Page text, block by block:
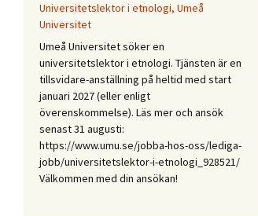
på
Universitetslektor i etnologi, Umeå
Universitet
Umeå Universitet söker en
universitetslektor i etnologi. Tjänsten är en
tillsvidare-anställning på heltid med start
januari 2027 (eller enligt
överenskommelse). Läs mer och ansök
senast 31 augusti:
https://www.umu.se/jobba-hos-oss/lediga-
jobb/universitetslektor-i-etnologi_928521/
Välkommen med din ansökan!